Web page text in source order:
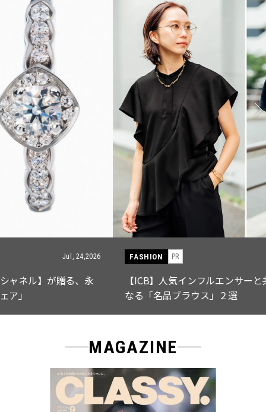
PR
【ICB】人気インフルエンサーと共同制作! 週5で着たく
なる「名品ブラウス」２選
MAGAZINE